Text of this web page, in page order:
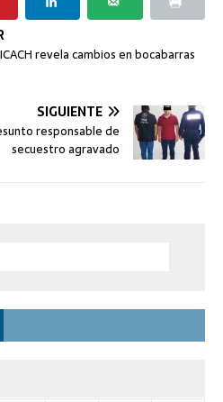
revela cambios en bocabarras
SIGUIENTE
responsable de
secuestro agravado